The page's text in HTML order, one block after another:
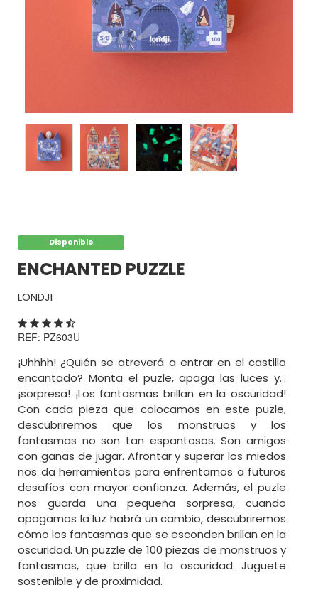
Disponible
ENCHANTED PUZZLE
LONDJI
REF: PZ603U
¡Uhhhh! ¿Quién se atreverá a entrar en el castillo
encantado? Monta el puzle, apaga las luces y...
¡sorpresa! ¡Los fantasmas brillan en la oscuridad!
Con cada pieza que colocamos en este puzle,
descubriremos que los monstruos y los
fantasmas no son tan espantosos. Son amigos
con ganas de jugar. Afrontar y superar los miedos
nos da herramientas para enfrentarnos a futuros
desafíos con mayor confianza. Además, el puzle
nos guarda una pequeña sorpresa, cuando
apagamos la luz habrá un cambio, descubriremos
cómo los fantasmas que se esconden brillan en la
oscuridad. Un puzzle de 100 piezas de monstruos y
fantasmas, que brilla en la oscuridad. Juguete
sostenible y de proximidad.
MARCAS
BUSCAR